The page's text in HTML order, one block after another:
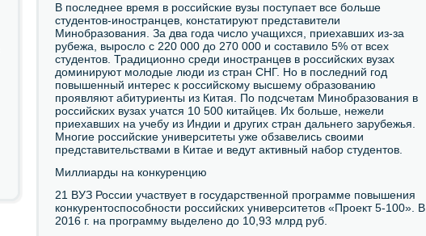
В последнее время в российские вузы поступает все больше
студентов-иностранцев, констатируют представители
Минобразования. За два года число учащихся, приехавших из-за
рубежа, выросло с 220 000 до 270 000 и составило 5% от всех
студентов. Традиционно среди иностранцев в российских вузах
доминируют молодые люди из стран СНГ. Но в последний год
повышенный интерес к российскому высшему образованию
проявляют абитуриенты из Китая. По подсчетам Минобразования в
российских вузах учатся 10 500 китайцев. Их больше, нежели
приехавших на учебу из Индии и других стран дальнего зарубежья.
Многие российские университеты уже обзавелись своими
представительствами в Китае и ведут активный набор студентов.
Миллиарды на конкуренцию
21 ВУЗ России участвует в государственной программе повышения
конкурентоспособности российских университетов «Проект 5-100». В
2016 г. на программу выделено до 10,93 млрд руб.